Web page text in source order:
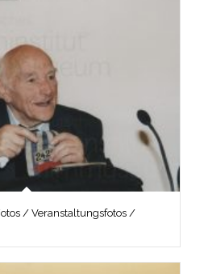
/ Veranstaltungsfotos /